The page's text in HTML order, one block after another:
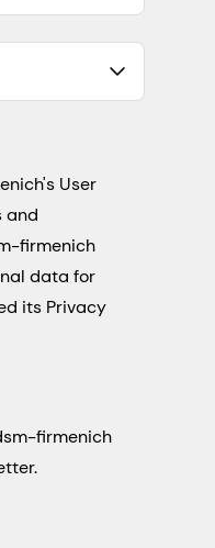
User
and
firmenich
data for
its Privacy
firmenich